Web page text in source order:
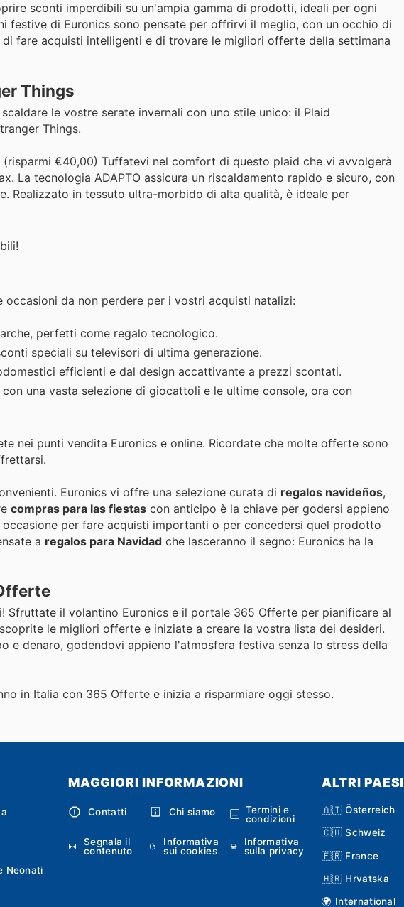
sconti imperdibili su un'ampia gamma di prodotti, ideali per ogni
festive di Euronics sono pensate per offrirvi il meglio, con un occhio di
fare acquisti intelligenti e di trovare le migliori offerte della settimana
Things
le vostre serate invernali con uno stile unico: il Plaid
Things.
€40,00) Tuffatevi nel comfort di questo plaid che vi avvolgerà
La tecnologia ADAPTO assicura un riscaldamento rapido e sicuro, con
Realizzato in tessuto ultra-morbido di alta qualità, è ideale per
da non perdere per i vostri acquisti natalizi:
perfetti come regalo tecnologico.
speciali su televisori di ultima generazione.
efficienti e dal design accattivante a prezzi scontati.
una vasta selezione di giocattoli e le ultime console, ora con
nei punti vendita Euronics e online. Ricordate che molte offerte sono
Euronics vi offre una selezione curata di regalos navideños,
compras para las fiestas con anticipo è la chiave per godersi appieno
per fare acquisti importanti o per concedersi quel prodotto
a regalos para Navidad che lasceranno il segno: Euronics ha la
il volantino Euronics e il portale 365 Offerte per pianificare al
le migliori offerte e iniziate a creare la vostra lista dei desideri.
e denaro, godendovi appieno l'atmosfera festiva senza lo stress della
in Italia con 365 Offerte e inizia a risparmiare oggi stesso.
Neonati
MAGGIORI INFORMAZIONI
Contatti Chi siamo
Termini e
condizioni
Segnala il
contenuto
Informativa
sui cookies
Informativa
sulla privacy
ALTRI PAESI
🇦🇹 Österreich
🇨🇭 Schweiz
🇫🇷 France
🇭🇷 Hrvatska
🌍 International